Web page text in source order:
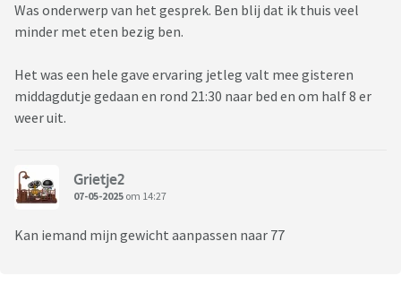
Was onderwerp van het gesprek. Ben blij dat ik thuis veel
minder met eten bezig ben.
Het was een hele gave ervaring jetleg valt mee gisteren
middagdutje gedaan en rond 21:30 naar bed en om half 8 er
weer uit.
Grietje2
07-05-2025 om 14:27
Kan iemand mijn gewicht aanpassen naar 77